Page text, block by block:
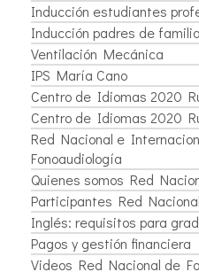
Inducción estudiantes
Inducción padres de
Ventilación Mecánica
IPS María Cano
Centro de Idiomas 2020
Centro de Idiomas 2020
Red Nacional e
Fonoaudiología
Quienes somos Red
Participantes Red
Inglés: requisitos para
Pagos y gestión financiera
Videos Red Nacional de